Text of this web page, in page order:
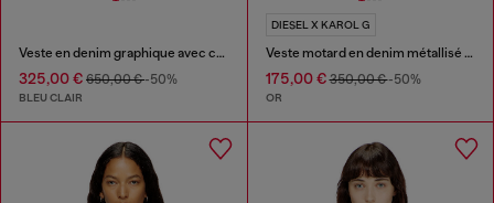
Veste en denim graphique avec cristaux
325,00 € 650,00 €-50%
BLEU CLAIR
DIESEL X KAROL G
Veste motard en denim métallisé vieilli
175,00 €350,00 €-50%
OR